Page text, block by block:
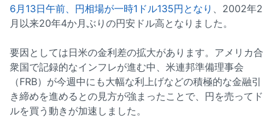
6月13日午前、円相場が一時1ドル135円となり 、2002年2
月以来20年4か月ぶりの円安ドル高となりました。
要因としては日米の金利差の拡大があります。アメリカ合
衆国で記録的なインフレが進む中、米連邦準備理事会
（FRB）が今週中にも大幅な利上げなどの積極的な金融引
き締めを進めるとの見方が強まったことで、円を売ってド
ルを買う動きが加速しました。